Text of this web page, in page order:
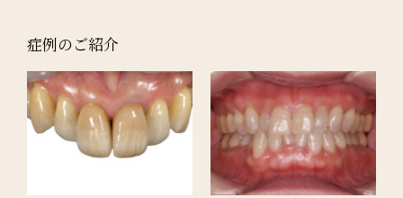
症例のご紹介